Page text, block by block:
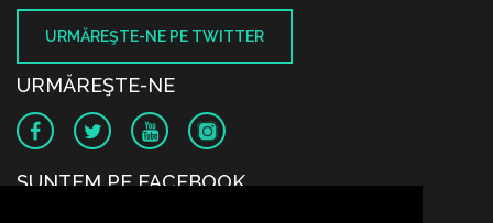
URMĂREŞTE-NE PE TWITTER
URMĂREŞTE-NE
SUNTEM PE FACEBOOK